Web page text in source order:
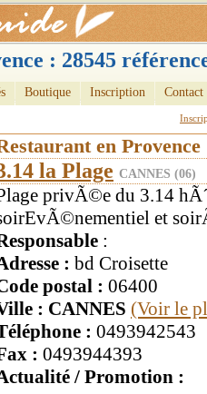
: 28545
Boutique Inscription Contact
en Provence
la Plage CANNES (06)
privÃ©e du 3.14
et
:
: bd Croisette
postal : 06400
: CANNES (Voir le
: 0493942543
: 0493944393
/ Promotion :